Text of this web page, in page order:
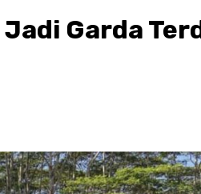
Garda